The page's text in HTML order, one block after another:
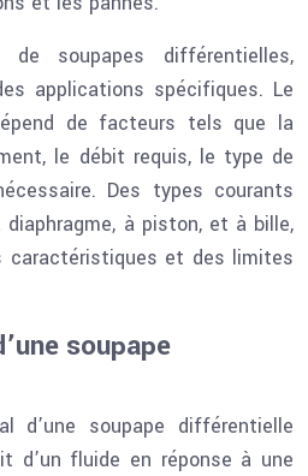
soupapes différentielles,
applications spécifiques. Le
de facteurs tels que la
le débit requis, le type de
Des types courants
à piston, et à bille,
caractéristiques et des limites
soupape
d’une soupape différentielle
d’un fluide en réponse à une